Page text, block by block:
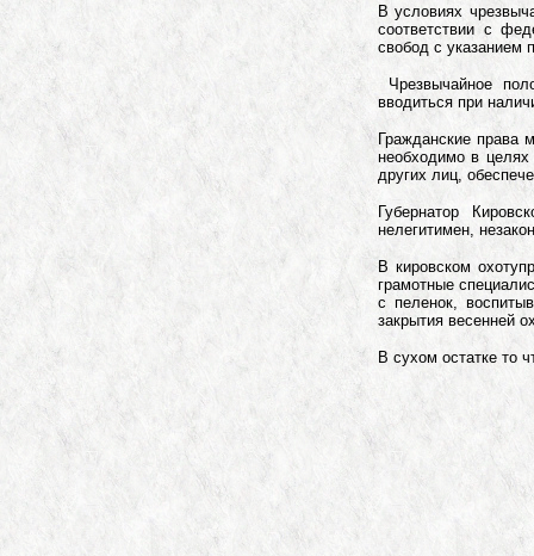
В условиях
соответствии с
свобод с указанием
Чрезвычайное
вводиться при
Гражданские права
необходимо в целях
других лиц,
Губернатор
нелегитимен,
В кировском
грамотные
с пеленок,
закрытия весенней
В сухом остатке то